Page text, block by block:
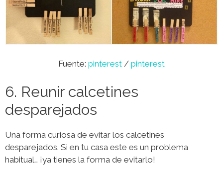
Fuente: pinterest / pinterest
6. Reunir calcetines
desparejados
Una forma curiosa de evitar los calcetines
desparejados. Si en tu casa este es un problema
habitual… ¡ya tienes la forma de evitarlo!